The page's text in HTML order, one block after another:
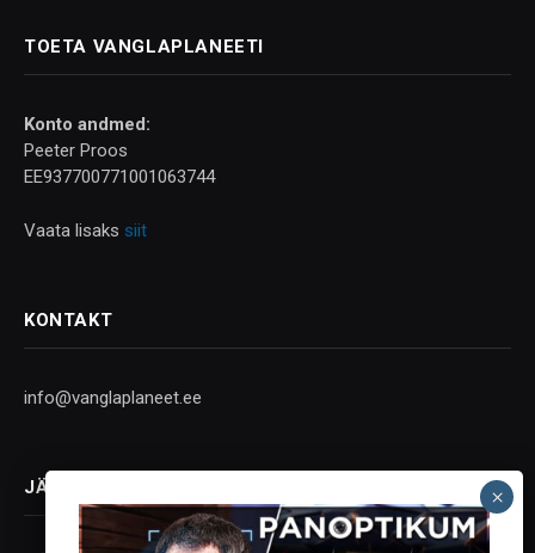
TOETA VANGLAPLANEETI
Konto andmed:
Peeter Proos
EE937700771001063744
Vaata lisaks siit
KONTAKT
info@vanglaplaneet.ee
JÄLGI SOTSIAALMEEDIAS